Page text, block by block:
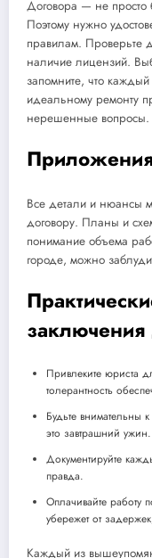
Договора — не просто
Поэтому нужно
правилам. Проверьте
наличие лицензий.
запомните, что
идеальному ремонту
нерешенные вопросы.
Все детали и нюансы
договору. Планы и
понимание объема
городе, можно
заключения
Привлеките юриста
толерантность
Будьте внимательны
это завтрашний ужин.
Документируйте
правда.
Оплачивайте работу
убережет от
Каждый из